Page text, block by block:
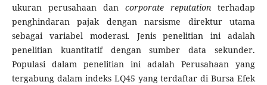
ukuran perusahaan dancorporate reputationterhadap
penghindaran pajak dengan narsisme direktur utama
sebagai variabel moderasi. Jenis penelitian ini adalah
penelitian kuantitatif dengan sumber data sekunder.
Populasi dalam penelitian ini adalah Perusahaan yang
tergabung dalam indeks LQ45 yang terdaftar di Bursa Efek